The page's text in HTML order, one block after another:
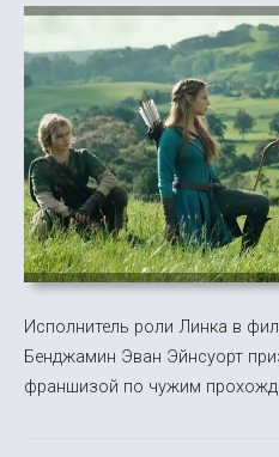
Исполнитель роли Линка в
Бенджамин Эван Эйнсуорт
франшизой по чужим